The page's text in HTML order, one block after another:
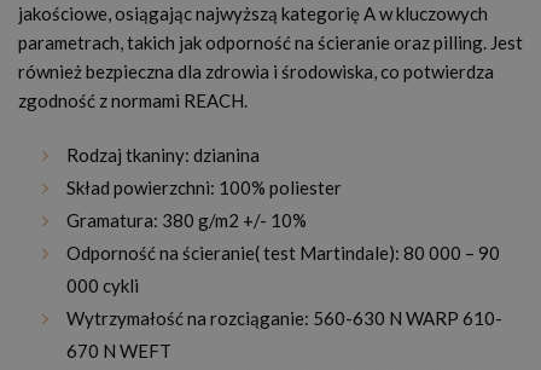
jakościowe, osiągając najwyższą kategorię A w kluczowych
parametrach, takich jak odporność na ścieranie oraz pilling. Jest
również bezpieczna dla zdrowia i środowiska, co potwierdza
zgodność z normami REACH.
Rodzaj tkaniny: dzianina
Skład powierzchni: 100% poliester
Gramatura: 380 g/m2 +/- 10%
Odporność na ścieranie( test Martindale): 80 000 – 90
000 cykli
Wytrzymałość na rozciąganie: 560-630 N WARP 610-
670 N WEFT